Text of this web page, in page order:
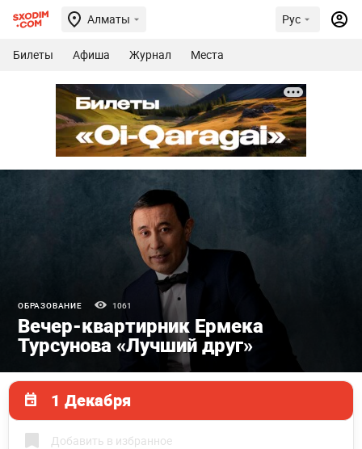
Алматы Рус
Билеты Афиша Журнал Места
ОБРАЗОВАНИЕ 1061
Вечер-квартирник Ермека
Турсунова «Лучший друг»
1 Декабря
Добавить в избранное